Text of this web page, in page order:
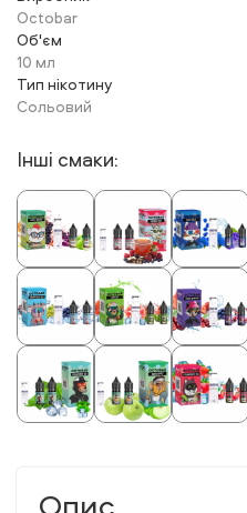
Octobar
Об'єм
10 мл
Тип нікотину
Сольовий
Інші смаки: